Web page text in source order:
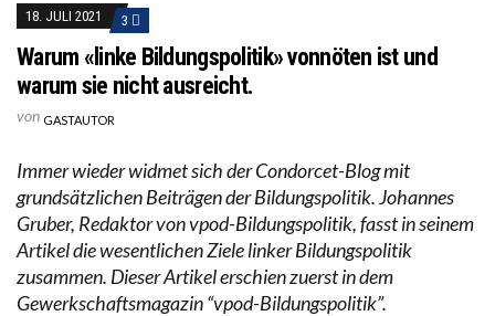
18. JULI 2021 3
Warum «linke Bildungspolitik» vonnöten ist und
warum sie nicht ausreicht.
von GASTAUTOR
Immer wieder widmet sich der Condorcet-Blog mit
grundsätzlichen Beiträgen der Bildungspolitik. Johannes
Gruber, Redaktor von vpod-Bildungspolitik, fasst in seinem
Artikel die wesentlichen Ziele linker Bildungspolitik
zusammen. Dieser Artikel erschien zuerst in dem
Gewerkschaftsmagazin “vpod-Bildungspolitik”.